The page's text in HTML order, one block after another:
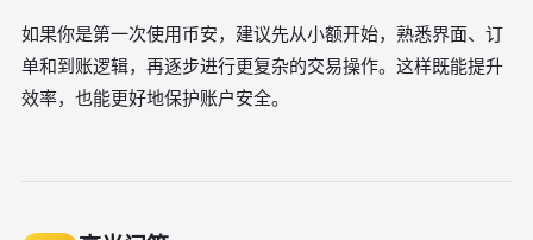
如果你是第一次使用币安，建议先从小额开始，熟悉界面、订
单和到账逻辑，再逐步进行更复杂的交易操作。这样既能提升
效率，也能更好地保护账户安全。